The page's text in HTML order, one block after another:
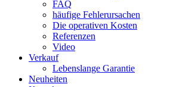
FAQ
häufige Fehlerursachen
Die operativen Kosten
Referenzen
Video
Verkauf
Lebenslange Garantie
Neuheiten